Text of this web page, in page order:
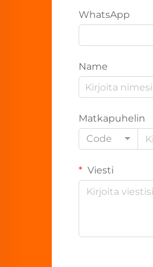
WhatsApp
Name
Matkapuhelin
Code
Viesti